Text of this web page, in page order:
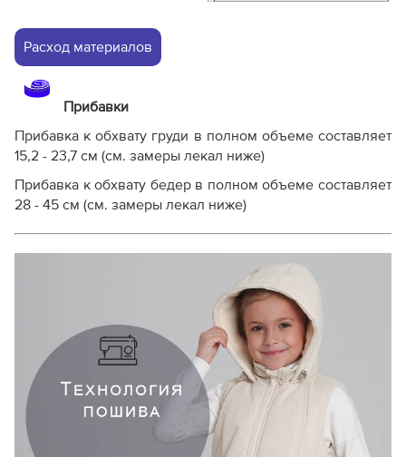
Расход материалов
Прибавки
Прибавка к обхвату груди в полном объеме составляет
15,2 - 23,7 см (см. замеры лекал ниже)
Прибавка к обхвату бедер в полном объеме составляет
28 - 45 см (см. замеры лекал ниже)